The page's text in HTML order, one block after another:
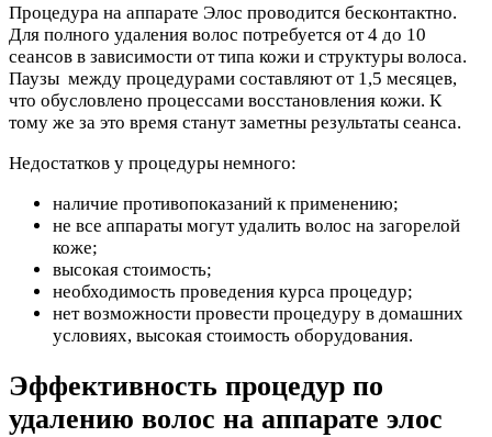
Процедура на аппарате Элос проводится бесконтактно.
Для полного удаления волос потребуется от 4 до 10
сеансов в зависимости от типа кожи и структуры волоса.
Паузы между процедурами составляют от 1,5 месяцев,
что обусловлено процессами восстановления кожи. К
тому же за это время станут заметны результаты сеанса.
Недостатков у процедуры немного:
наличие противопоказаний к применению;
не все аппараты могут удалить волос на загорелой
коже;
высокая стоимость;
необходимость проведения курса процедур;
нет возможности провести процедуру в домашних
условиях, высокая стоимость оборудования.
Эффективность процедур по
удалению волос на аппарате элос